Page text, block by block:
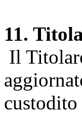
11.
Il
custodito